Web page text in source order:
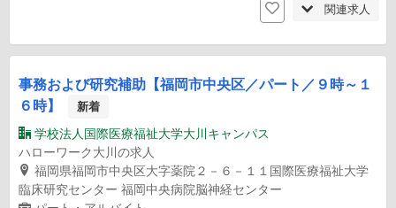
関連求人
事務および研究補助【福岡市中央区／パート／９時～１
６時】
新着
学校法人国際医療福祉大学大川キャンパス
ハローワーク大川の求人
福岡県福岡市中央区大字薬院２－６－１１国際医療福祉大学
臨床研究センター 福岡中央病院脳神経センター